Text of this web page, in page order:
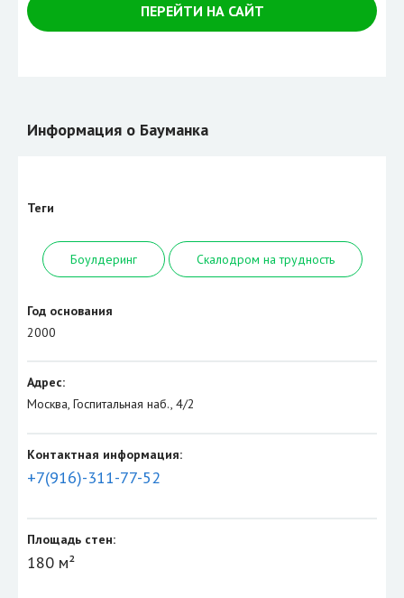
ПЕРЕЙТИ НА САЙТ
Информация о Бауманка
Теги
Боулдеринг Скалодром на трудность
Год основания
2000
Адрес:
Москва, Госпитальная наб., 4/2
Контактная информация:
+7(916)-311-77-52
Площадь стен:
180 м²